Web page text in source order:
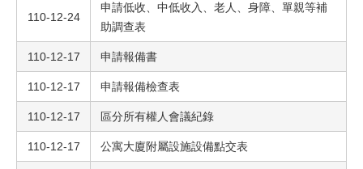
110-12-24
申請低收、中低收入、老人、身障、單親等補
助調查表
110-12-17 申請報備書
110-12-17 申請報備檢查表
110-12-17 區分所有權人會議紀錄
110-12-17 公寓大廈附屬設施設備點交表